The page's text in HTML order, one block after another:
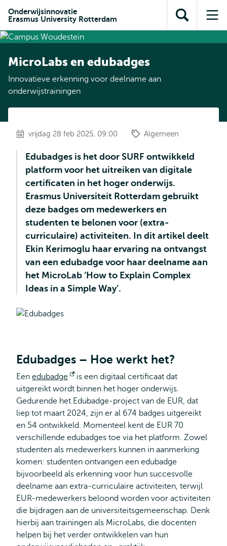
inhoud
Direct naar
subnavigatie
Onderwijsinnovatie
Erasmus University Rotterdam
Toon
zoekveld
MicroLabs en edubadges
Innovatieve erkenning voor deelname aan
onderwijstrainingen
vrijdag 28 feb 2025, 09:00 Algemeen
Edubadges is het door SURF ontwikkeld
platform voor het uitreiken van digitale
certificaten in het hoger onderwijs.
Erasmus Universiteit Rotterdam gebruikt
deze badges om medewerkers en
studenten te belonen voor (extra-
curriculaire) activiteiten. In dit artikel deelt
Ekin Kerimoglu haar ervaring na ontvangst
van een edubadge voor haar deelname aan
het MicroLab ‘How to Explain Complex
Ideas in a Simple Way’.
Edubadges – Hoe werkt het?
Een edubadge
Opent
extern
is een digitaal certificaat dat
uitgereikt wordt binnen het hoger onderwijs.
Gedurende het Edubadge-project van de EUR, dat
liep tot maart 2024, zijn er al 674 badges uitgereikt
en 54 ontwikkeld. Momenteel kent de EUR 70
verschillende edubadges toe via het platform. Zowel
studenten als medewerkers kunnen in aanmerking
komen: studenten ontvangen een edubadge
bijvoorbeeld als erkenning voor hun succesvolle
deelname aan extra-curriculaire activiteiten, terwijl
EUR-medewerkers beloond worden voor activiteiten
die bijdragen aan de universiteitsgemeenschap. Denk
hierbij aan trainingen als MicroLabs, die docenten
helpen bij het verder ontwikkelen van hun